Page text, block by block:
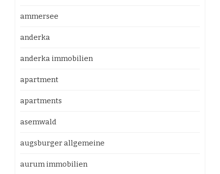
ammersee
anderka
anderka immobilien
apartment
apartments
asemwald
augsburger allgemeine
aurum immobilien